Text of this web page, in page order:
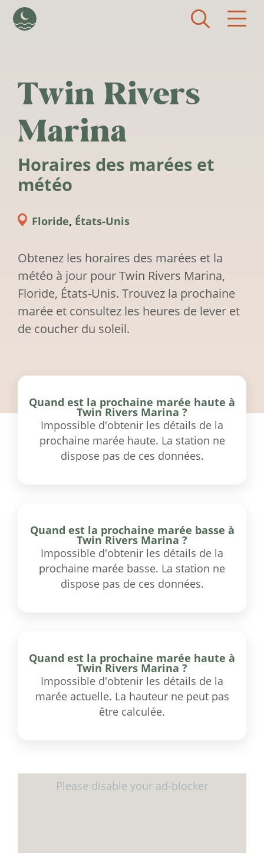
Twin Rivers
Marina
Horaires des marées et
météo
Floride, États-Unis
Obtenez les horaires des marées et la
météo à jour pour Twin Rivers Marina,
Floride, États-Unis. Trouvez la prochaine
marée et consultez les heures de lever et
de coucher du soleil.
Quand est la prochaine marée haute à
Twin Rivers Marina ?
Impossible d'obtenir les détails de la
prochaine marée haute. La station ne
dispose pas de ces données.
Quand est la prochaine marée basse à
Twin Rivers Marina ?
Impossible d'obtenir les détails de la
prochaine marée basse. La station ne
dispose pas de ces données.
Quand est la prochaine marée haute à
Twin Rivers Marina ?
Impossible d'obtenir les détails de la
marée actuelle. La hauteur ne peut pas
être calculée.